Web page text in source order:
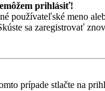
prihlásiť!
používateľské meno
sa zaregistrovať
prípade stlačte na